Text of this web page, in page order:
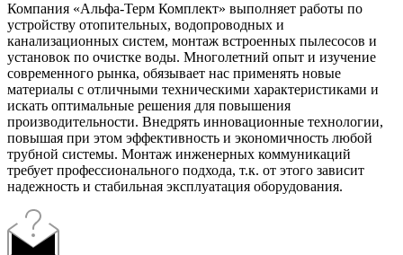
Компания «Альфа-Терм Комплект» выполняет работы по
устройству отопительных, водопроводных и
канализационных систем, монтаж встроенных пылесосов и
установок по очистке воды. Многолетний опыт и изучение
современного рынка, обязывает нас применять новые
материалы с отличными техническими характеристиками и
искать оптимальные решения для повышения
производительности. Внедрять инновационные технологии,
повышая при этом эффективность и экономичность любой
трубной системы. Монтаж инженерных коммуникаций
требует профессионального подхода, т.к. от этого зависит
надежность и стабильная эксплуатация оборудования.